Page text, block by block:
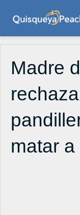
Madre
matar